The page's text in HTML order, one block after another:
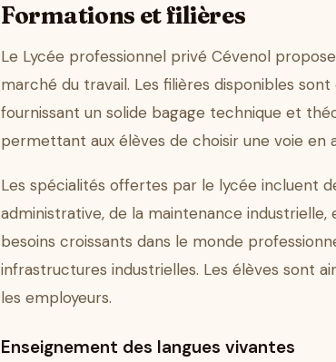
Formations et filières
Le Lycée professionnel privé Cévenol
marché du travail. Les filières disponibles
fournissant un solide bagage technique et
permettant aux élèves de choisir une voie
Les spécialités offertes par le lycée incluent
administrative, de la maintenance
besoins croissants dans le monde
infrastructures industrielles. Les élèves sont
les employeurs.
Enseignement des langues vivantes